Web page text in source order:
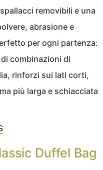
removibili e una
abrasione e
per ogni partenza:
combinazioni di
rinforzi sui lati corti,
più larga e schiacciata
Duffel Bag